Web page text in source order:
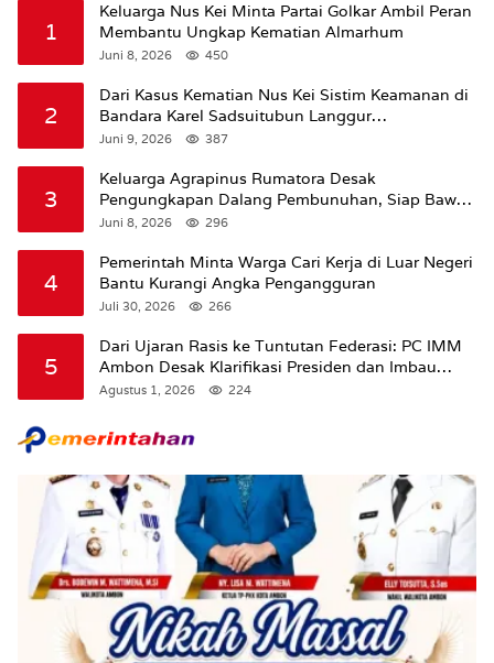
1
Keluarga Nus Kei Minta Partai Golkar Ambil Peran
Membantu Ungkap Kematian Almarhum
Juni 8, 2026 450
2
Dari Kasus Kematian Nus Kei Sistim Keamanan di
Bandara Karel Sadsuitubun Langgur
Dipertanyakan
Juni 9, 2026 387
3
Keluarga Agrapinus Rumatora Desak
Pengungkapan Dalang Pembunuhan, Siap Bawa
Kasus ke Komisi III DPR RI
Juni 8, 2026 296
4
Pemerintah Minta Warga Cari Kerja di Luar Negeri
Bantu Kurangi Angka Pengangguran
Juli 30, 2026 266
5
Dari Ujaran Rasis ke Tuntutan Federasi: PC IMM
Ambon Desak Klarifikasi Presiden dan Imbau
Tunda Pengibaran Bendera Merah Putih Di
Agustus 1, 2026 224